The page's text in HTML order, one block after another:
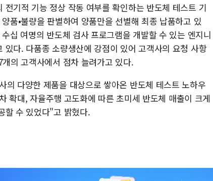
기적 기능 정상 작동 여부를 확인하는 반도체 테스트 기
품•불량을 판별하여 양품만을 선별해 최종 납품하고 있
십 여명의 반도체 검사 프로그램을 개발할 수 있는 엔지니
다. 다품종 소량생산에 강점이 있어 고객사의 요청 사항
의 고객사에서 점차 늘려가고 있다.
의 다양한 제품을 대상으로 쌓아온 반도체 테스트 노하우
확대, 자율주행 고도화에 따른 초미세 반도체 매출이 크게
할 수 있었다"고 밝혔다.